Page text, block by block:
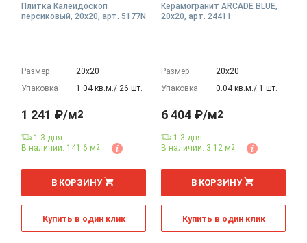
Плитка Калейдоскоп
персиковый, 20x20, арт. 5177N
Размер
20х20
Упаковка
1.04 кв.м./ 26 шт.
1 241 ₽/м2
1-3 дня
В наличии: 141.6 м2
м
В КОРЗИНУ
Купить в один клик
Керамогранит ARCADE BLUE,
20x20, арт. 24411
Размер
20х20
Упаковка
0.04 кв.м./ 1 шт.
6 404 ₽/м2
1-3 дня
В наличии: 3.12 м2
м
В КОРЗИНУ
Купить в один клик